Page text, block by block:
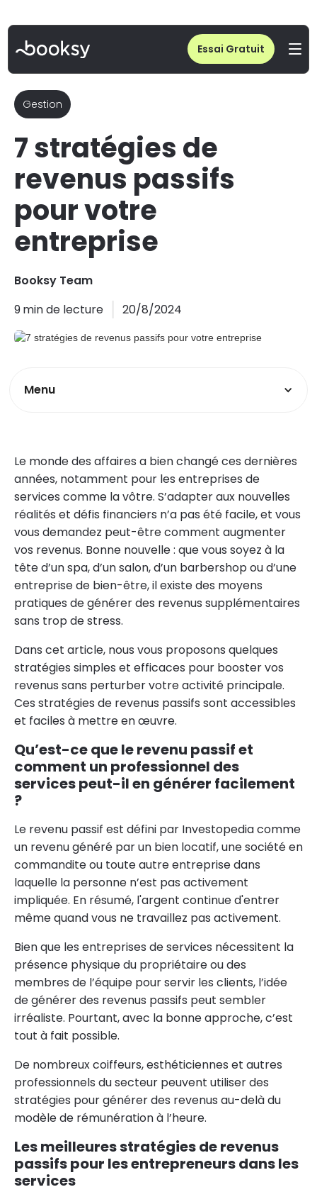
Essai Gratuit
7 stratégies de revenus passifs pour votre entreprise
Gestion
7 stratégies de
revenus passifs
pour votre
entreprise
Booksy Team
9min de lecture 20/8/2024
Menu
Le monde des affaires a bien changé ces dernières
années, notamment pour les entreprises de
services comme la vôtre. S’adapter aux nouvelles
réalités et défis financiers n’a pas été facile, et vous
vous demandez peut-être comment augmenter
vos revenus. Bonne nouvelle : que vous soyez à la
tête d’un spa, d’un salon, d’un barbershop ou d’une
entreprise de bien-être, il existe des moyens
pratiques de générer des revenus supplémentaires
sans trop de stress.
Dans cet article, nous vous proposons quelques
stratégies simples et efficaces pour booster vos
revenus sans perturber votre activité principale.
Ces stratégies de revenus passifs sont accessibles
et faciles à mettre en œuvre.
Qu’est-ce que le revenu passif et
comment un professionnel des
services peut-il en générer facilement
?
Le revenu passif est défini par Investopedia comme
un revenu généré par un bien locatif, une société en
commandite ou toute autre entreprise dans
laquelle la personne n’est pas activement
impliquée. En résumé, l'argent continue d'entrer
même quand vous ne travaillez pas activement.
Bien que les entreprises de services nécessitent la
présence physique du propriétaire ou des
membres de l’équipe pour servir les clients, l’idée
de générer des revenus passifs peut sembler
irréaliste. Pourtant, avec la bonne approche, c’est
tout à fait possible.
De nombreux coiffeurs, esthéticiennes et autres
professionnels du secteur peuvent utiliser des
stratégies pour générer des revenus au-delà du
modèle de rémunération à l’heure.
Les meilleures stratégies de revenus
passifs pour les entrepreneurs dans les
services